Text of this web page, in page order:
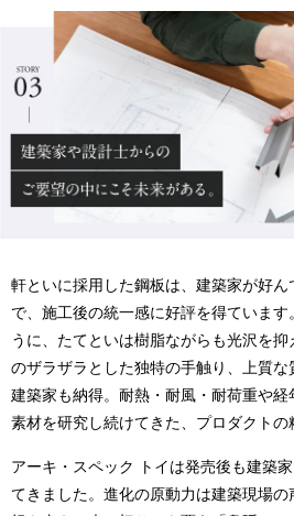
軒といに採用した鋼板は、建築家が好
で、施工後の統一感に好評を得ています
うに、たてといは樹脂ながらも光沢を
のザラザラとした独特の手触り、上質
建築家も納得。耐熱・耐風・耐荷重や
素材を研究し続けてきた、プロダクトの
アーキ・スペック トイは発売後も建築
てきました。進化の原動力は建築現場